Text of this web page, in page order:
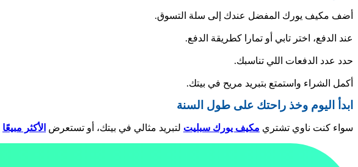
أضف مكيف يورك المفضل عندك إلى سلة التسوق.
عند الدفع، اختر تابي أو تمارا كطريقة الدفع.
حدد عدد الدفعات اللي تناسبك.
أكمل الشراء واستمتع بتبريد مريح في بيتك.
ابدأ اليوم وخذ راحتك على طول السنة
سواء كنت ناوي تشتري مكيف يورك سبليت لتبريد مثالي في بيتك، أو تستعرض الأكثر مبيعًا